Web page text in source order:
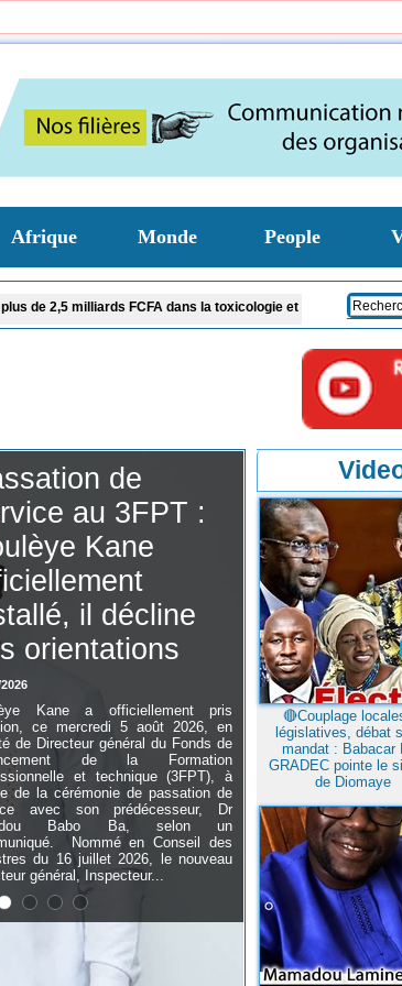
Afrique Monde People
FCFA dans la toxicologie et la maintenance biomédicale
de
au 3FPT :
Kane
il décline
orientations
Kane a officiellement pris
ce mercredi 5 août 2026, en
de Directeur général du Fonds de
de la Formation
et technique (3FPT), à
de la cérémonie de passation de
avec son prédécesseur, Dr
Babo Ba, selon un
Nommé en Conseil des
du 16 juillet 2026, le nouveau
général, Inspecteur...
🔴Couplage
législatives, débat
mandat : Babacar
GRADEC pointe le
de Diomaye